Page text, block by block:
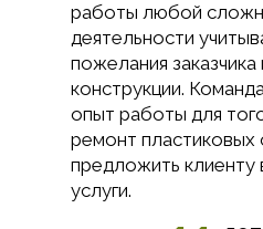
работы любой
деятельности
пожелания
конструкции.
опыт работы для
ремонт пластиковых
предложить
услуги.